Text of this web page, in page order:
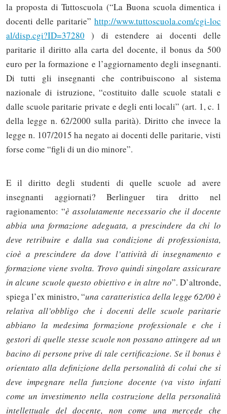
la proposta di Tuttoscuola (“La Buona scuola dimentica i
docenti delle paritarie” http://www.tuttoscuola.com/cgi-loc
al/disp.cgi?ID=37280 ) di estendere ai docenti delle
paritarie il diritto alla carta del docente, il bonus da 500
euro per la formazione e l’aggiornamento degli insegnanti.
Di tutti gli insegnanti che contribuiscono al sistema
nazionale di istruzione, “costituito dalle scuole statali e
dalle scuole paritarie private e degli enti locali” (art. 1, c. 1
della legge n. 62/2000 sulla parità). Diritto che invece la
legge n. 107/2015 ha negato ai docenti delle paritarie, visti
forse come “figli di un dio minore”.
E il diritto degli studenti di quelle scuole ad avere
insegnanti aggiornati? Berlinguer tira dritto nel
ragionamento: “è assolutamente necessario che il docente
abbia una formazione adeguata, a prescindere da chi lo
deve retribuire e dalla sua condizione di professionista,
cioè a prescindere da dove l’attività di insegnamento e
formazione viene svolta. Trovo quindi singolare assicurare
in alcune scuole questo obiettivo e in altre no”. D’altronde,
spiega l’ex ministro, “una caratteristica della legge 62/00 è
relativa all’obbligo che i docenti delle scuole paritarie
abbiano la medesima formazione professionale e che i
gestori di quelle stesse scuole non possano attingere ad un
bacino di persone prive di tale certificazione. Se il bonus è
orientato alla definizione della personalità di colui che si
deve impegnare nella funzione docente (va visto infatti
come un investimento nella costruzione della personalità
intellettuale del docente, non come una mercede che